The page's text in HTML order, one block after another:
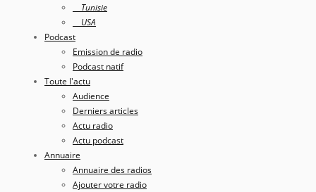
Tunisie
USA
Podcast
Emission de radio
Podcast natif
Toute l'actu
Audience
Derniers articles
Actu radio
Actu podcast
Annuaire
Annuaire des radios
Ajouter votre radio